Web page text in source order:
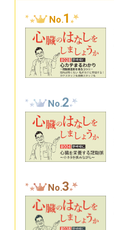
No.1
No.2
No.3